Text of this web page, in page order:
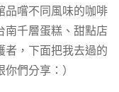
品嚐不同風味的咖啡
南千層蛋糕、甜點店
者，下面把我去過的
們分享：）